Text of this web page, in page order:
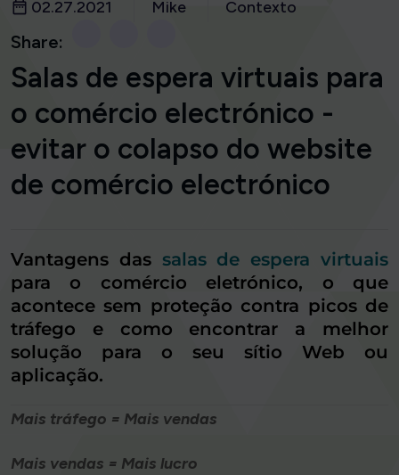
02.27.2021 Mike Contexto
Share:
Salas de espera virtuais para
o comércio electrónico -
evitar o colapso do website
de comércio electrónico
Vantagens das salas de espera virtuais
para o comércio eletrónico, o que
acontece sem proteção contra picos de
tráfego e como encontrar a melhor
solução para o seu sítio Web ou
aplicação.
Mais tráfego = Mais vendas
Mais vendas = Mais lucro